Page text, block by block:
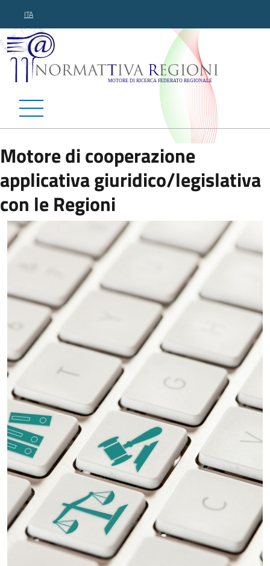
ITA
Normattiva Regioni -
Motore di cooperazione
applicativa giuridico/legislativa
con le Regioni